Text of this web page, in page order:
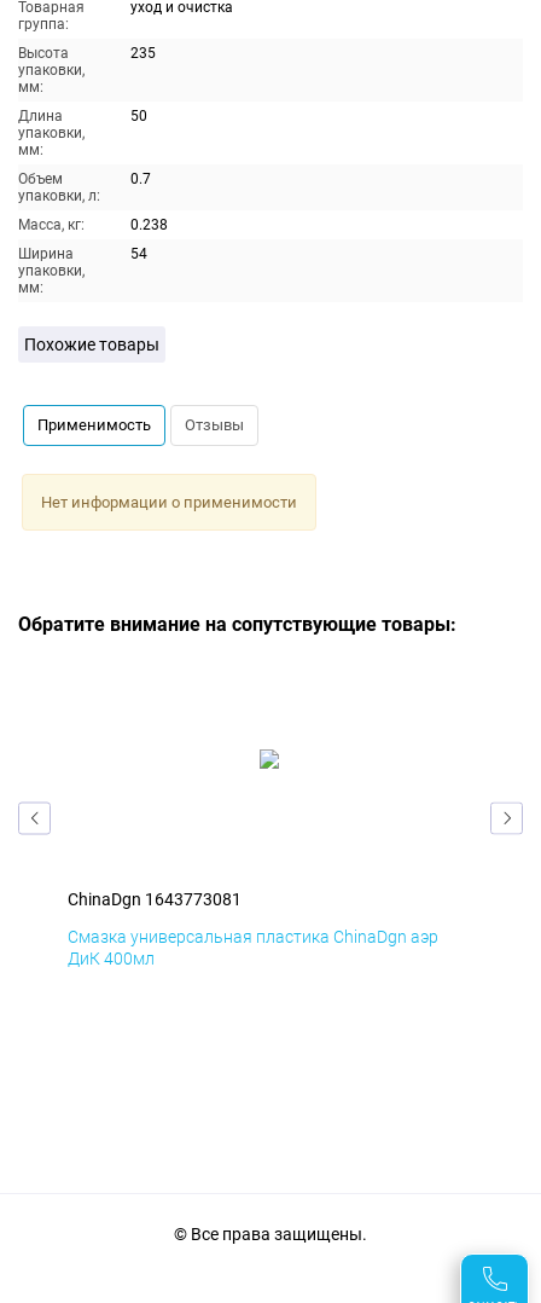
Товарная
группа:
уход и очистка
Высота
упаковки,
мм:
235
Длина
упаковки,
мм:
50
Объем
упаковки, л:
0.7
Масса, кг:
0.238
Ширина
упаковки,
мм:
54
Похожие товары
Применимость Отзывы
Нет информации о применимости
Обратите внимание на сопутствующие товары:
ChinaDgn 1643773081
Смазка универсальная пластика ChinaDgn аэр
ДиК 400мл
© Все права защищены.